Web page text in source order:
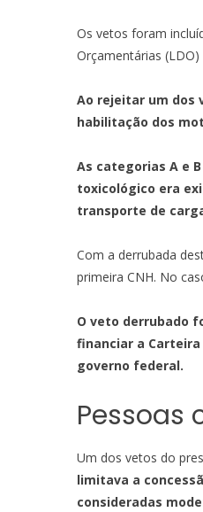
Os vetos foram
Orçamentárias (LDO)
Ao rejeitar um dos
habilitação dos
As categorias A e
toxicológico era
transporte de
Com a derrubada
primeira CNH. No
O veto derrubado
financiar a Carteira
governo federal.
Pessoas
Um dos vetos do
limitava a
consideradas